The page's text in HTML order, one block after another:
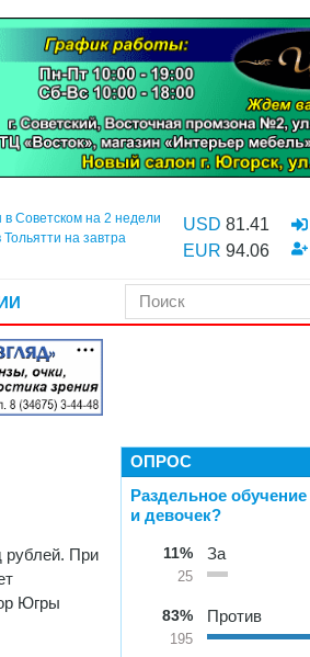
в Советском на 2 недели
на завтра
USD 81.41
EUR 94.06
рублей. При
Югры
ОПРОС
Раздельное
и девочек?
11%
25
За
83%
195
Против